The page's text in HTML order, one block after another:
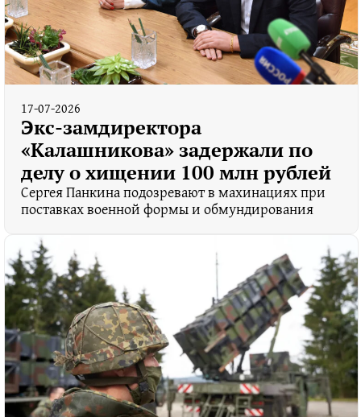
17-07-2026
Экс-замдиректора
«Калашникова» задержали по
делу о хищении 100 млн рублей
Сергея Панкина подозревают в махинациях при
поставках военной формы и обмундирования